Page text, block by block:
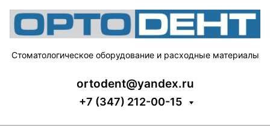
Стоматологическое оборудование и расходные материалы
ortodent@yandex.ru
+7 (347) 212-00-15